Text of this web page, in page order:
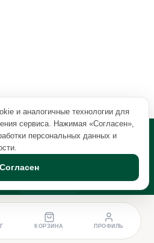
КОРЗИНА ПРОФИЛЬ
и аналогичные технологии для
сервиса. Нажимая «Согласен»,
персональных данных и
.
Согласен